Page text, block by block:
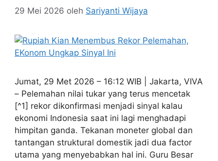
29 Mei 2026 oleh Sariyanti Wijaya
Jumat, 29 Met 2026 – 16:12 WIB | Jakarta, VIVA
– Pelemahan nilai tukar yang terus mencetak
[^1] rekor dikonfirmasi menjadi sinyal kalau
ekonomi Indonesia saat ini lagi menghadapi
himpitan ganda. Tekanan moneter global dan
tantangan struktural domestik jadi dua factor
utama yang menyebabkan hal ini. Guru Besar